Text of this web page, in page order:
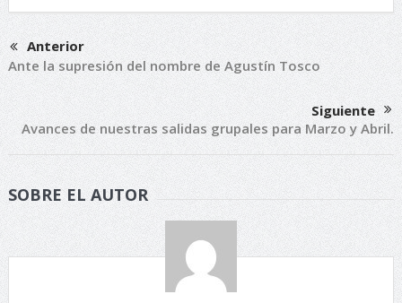
Anterior
Ante la supresión del nombre de Agustín Tosco
Siguiente
Avances de nuestras salidas grupales para Marzo y Abril.
SOBRE EL AUTOR